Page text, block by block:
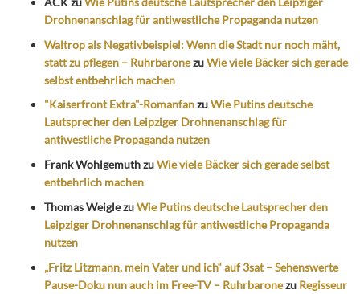
Drohnenanschlag für antiwestliche Propaganda nutzen
Waltrop als Negativbeispiel: Wenn die Stadt nur noch mäht,
statt zu pflegen – RuhrbaronezuWie viele Bäcker sich gerade
selbst entbehrlich machen
"Kaiserfront Extra"-RomanfanzuWie Putins deutsche
Lautsprecher den Leipziger Drohnenanschlag für
antiwestliche Propaganda nutzen
Frank WohlgemuthzuWie viele Bäcker sich gerade selbst
entbehrlich machen
Thomas WeiglezuWie Putins deutsche Lautsprecher den
Leipziger Drohnenanschlag für antiwestliche Propaganda
nutzen
„Fritz Litzmann, mein Vater und ich“ auf 3sat – Sehenswerte
Pause-Doku nun auch im Free-TV – Ruhrbaronezu Regisseur